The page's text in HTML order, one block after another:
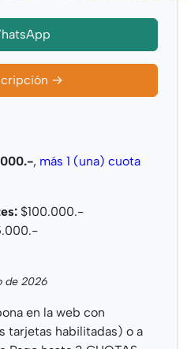
→
, más 1 (una) cuota
$100.000.-
de 2026
en la web con
tarjetas habilitadas) o a